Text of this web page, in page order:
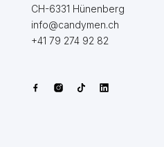
CH-6331 Hünenberg
info@candymen.ch
+41 79 274 92 82